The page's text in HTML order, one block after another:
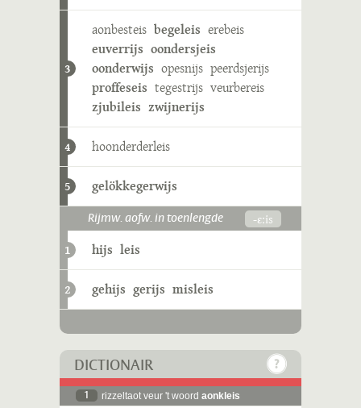
3
aonbesteis begeleis erebeis
euverrijs oondersjeis
oonderwijs opesnijs peerdsjerijs
proffeseis tegestrijs veurbereis
zjubileis zwijnerijs
4 hoonderderleis
5 gelökkegerwijs
Rijmw. aofw. in toenlengde -ɛːis
1 hijs leis
2 gehijs gerijs misleis
DICTIONAIR
1 rizzeltaot veur 't woord aonkleis